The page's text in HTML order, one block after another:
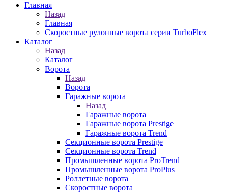
Главная
Назад
Главная
Скоростные рулонные ворота серии TurboFlex
Каталог
Назад
Каталог
Ворота
Назад
Ворота
Гаражные ворота
Назад
Гаражные ворота
Гаражные ворота Prestige
Гаражные ворота Trend
Секционные ворота Prestige
Секционные ворота Trend
Промышленные ворота ProTrend
Промышленные ворота ProPlus
Роллетные ворота
Скоростные ворота